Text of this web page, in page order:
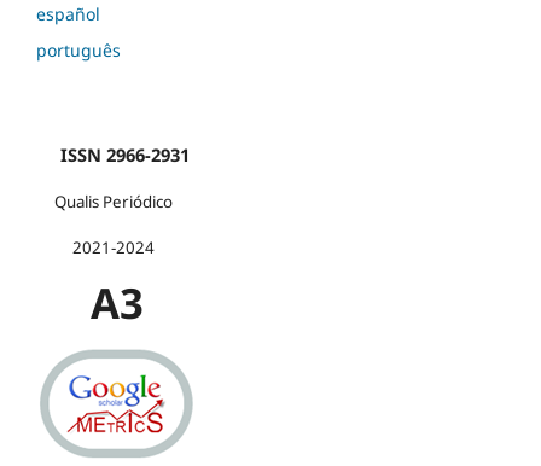
español
português
ISSN 2966-2931
Qualis Periódico
2021-2024
A3